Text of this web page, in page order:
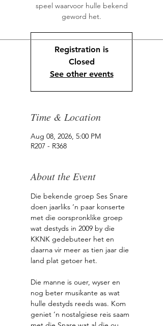
speel waarvoor hulle bekend
geword het.
Registration is
Closed
See other events
Time & Location
Aug 08, 2026, 5:00 PM
R207 - R368
About the Event
Die bekende groep Ses Snare
doen jaarliks ‘n paar konserte
met die oorspronklike groep
wat destyds in 2009 by die
KKNK gedebuteer het en
daarna vir meer as tien jaar die
land plat getoer het.
Die manne is ouer, wyser en
nog beter musikante as wat
hulle destyds reeds was. Kom
geniet ‘n nostalgiese reis saam